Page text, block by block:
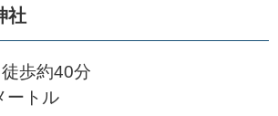
社
歩約40分
ートル